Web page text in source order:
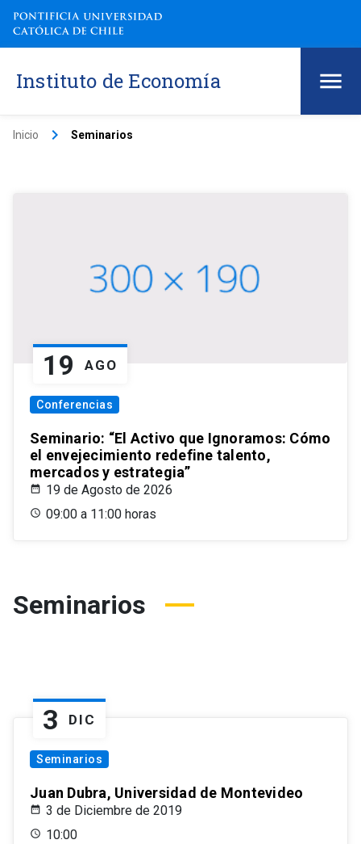
Instituto de Economía
Inicio keyboard_arrow_right Seminarios
19 AGO
Conferencias
Seminario: “El Activo que Ignoramos: Cómo
el envejecimiento redefine talento,
mercados y estrategia”
19 de Agosto de 2026
09:00 a 11:00 horas
Seminarios
3 DIC
Seminarios
Juan Dubra, Universidad de Montevideo
3 de Diciembre de 2019
10:00